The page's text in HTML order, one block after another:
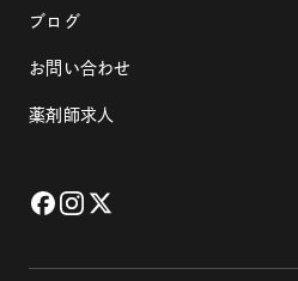
ブログ
お問い合わせ
薬剤師求人